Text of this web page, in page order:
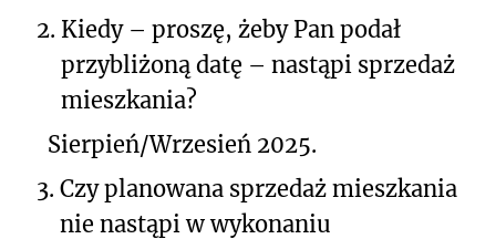
2. Kiedy – proszę, żeby Pan podał
przybliżoną datę – nastąpi sprzedaż
mieszkania?
Sierpień/Wrzesień 2025.
3. Czy planowana sprzedaż mieszkania
nie nastąpi w wykonaniu